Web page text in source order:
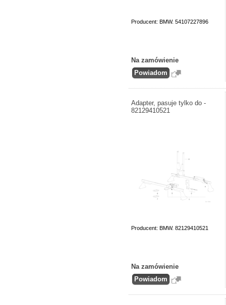
Producent: BMW. 54107227896
Na zamówienie
Adapter, pasuje tylko do -
82129410521
Producent: BMW. 82129410521
Na zamówienie